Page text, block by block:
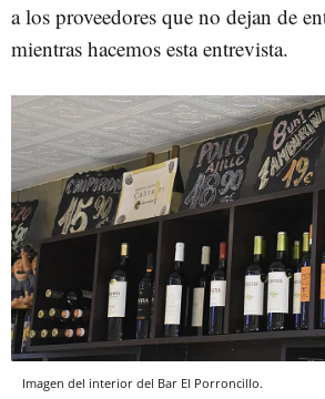
a los proveedores que no dejan de
mientras hacemos esta entrevista.
Imagen del interior del Bar El Porroncillo.